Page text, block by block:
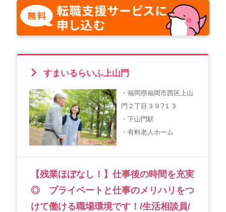
利用者の声
WEB勤怠
支店連絡先一覧
会社概要 個人情報保護方針 利用規約
お知らせ 採用担当者様へ サイトマップ
すまいるらいふ上山門
・福岡県福岡市西区上山
門２丁目３９?１３
・下山門駅
・有料老人ホーム
【残業ほぼなし！】仕事後の時間を充実
◎ プライベートと仕事のメリハリをつ
けて働ける職場環境です！/生活相談員/